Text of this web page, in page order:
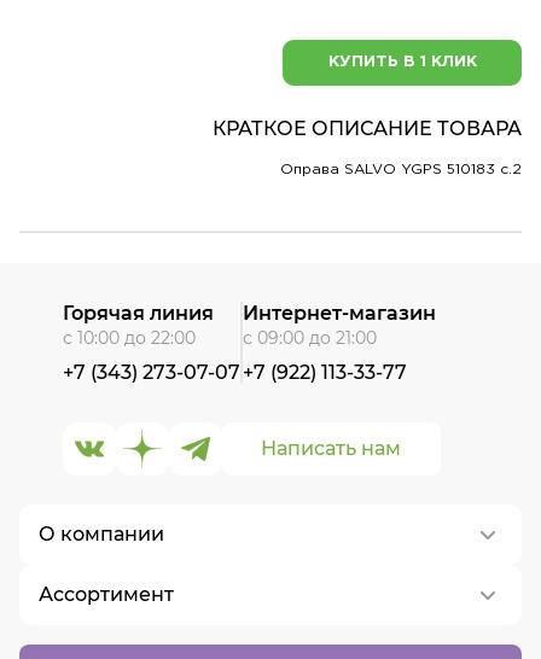
КУПИТЬ В 1 КЛИК
КРАТКОЕ ОПИСАНИЕ ТОВАРА
Оправа SALVO YGPS 510183 c.2
О компании
О нас
Контакты
Ассортимент
Написать нам
Горячая линия
с 10:00 до 22:00
+7 (343) 273-07-07
Интернет-магазин
с 09:00 до 21:00
+7 (922) 113-33-77